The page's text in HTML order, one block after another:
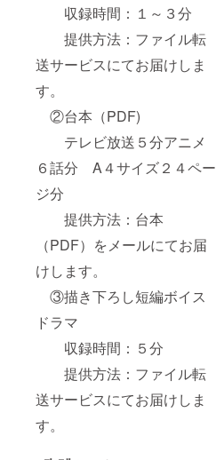
収録時間：１～３分
提供方法：ファイル転
送サービスにてお届けしま
す。
②台本（PDF)
テレビ放送５分アニメ
６話分 A４サイズ２４ペー
ジ分
提供方法：台本
（PDF）をメールにてお届
けします。
③描き下ろし短編ボイス
ドラマ
収録時間：５分
提供方法：ファイル転
送サービスにてお届けしま
す。